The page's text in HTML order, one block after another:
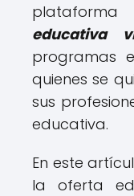
plataforma
educativa
programas
quienes se
sus
educativa.
En este
la oferta